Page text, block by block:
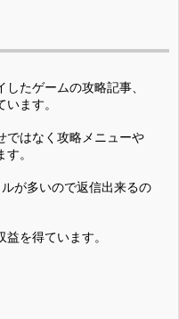
たゲームの攻略記事、
ます。
ではなく攻略メニューや
。
が多いので返信出来るの
を得ています。